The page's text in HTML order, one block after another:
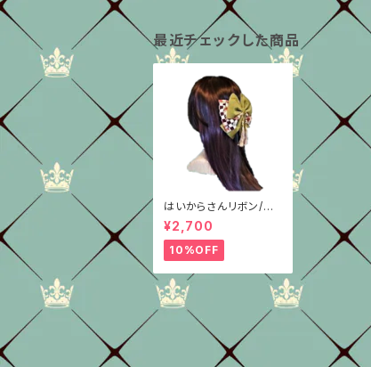
最近チェックした商品
はいからさんリボン/柄
重ね/抹茶グリーン/4
種/ちりめん
¥2,700
10%OFF